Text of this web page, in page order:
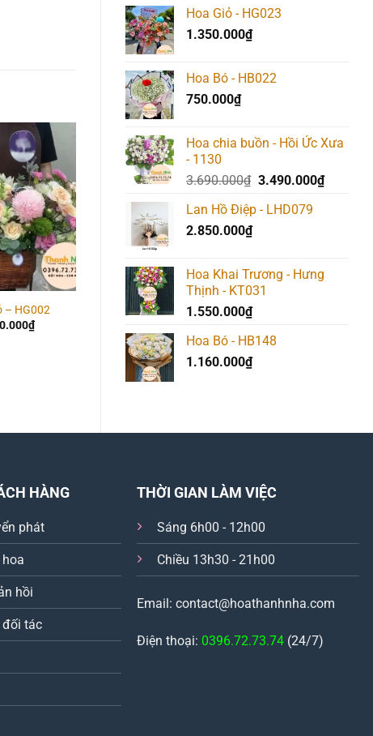
Hoa Giỏ - HG023
1.350.000₫
Hoa Bó - HB022
750.000₫
Hoa chia buồn - Hồi Ức Xưa
- 1130
3.690.000₫ Giá
là:
3.490.000₫Giá
Lan Hồ Điệp - LHD079
2.850.000₫
Hoa Khai Trương - Hưng
Thịnh - KT031
1.550.000₫
Hoa Bó - HB148
1.160.000₫
Add to
wishlist
– HG002
₫
Add to
wishlist
Hoa Giỏ – HG026
HÀNG
phát
hồi
đối tác
THỜI GIAN LÀM VIỆC
Sáng 6h00 - 12h00
Chiều 13h30 - 21h00
Email: contact@hoathanhnha.com
Điện thoại: 0396.72.73.74 (24/7)